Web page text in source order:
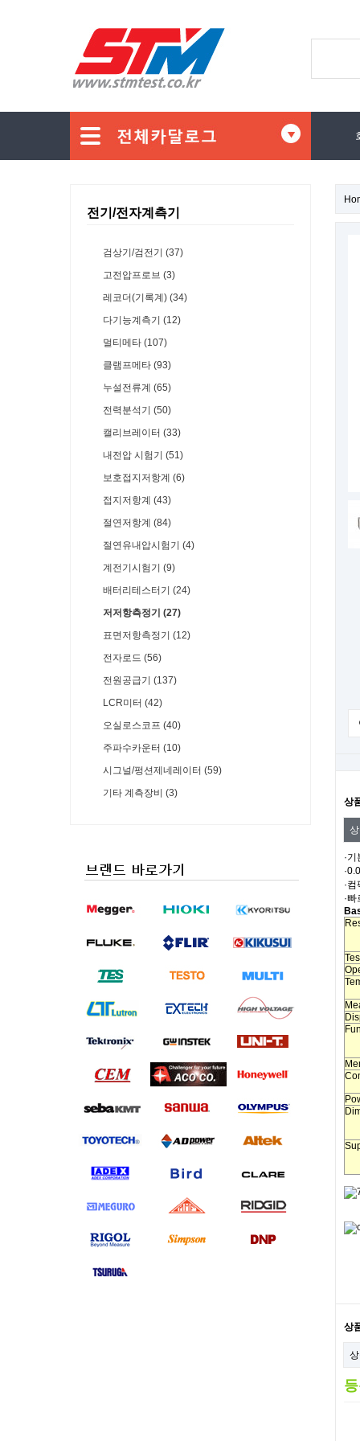
전기/전자계측기
검상기/검전기 (37)
고전압프로브 (3)
레코더(기록계) (34)
다기능계측기 (12)
멀티메타 (107)
클램프메타 (93)
누설전류계 (65)
전력분석기 (50)
캘리브레이터 (33)
내전압 시험기 (51)
보호접지저항계 (6)
접지저항계 (43)
절연저항계 (84)
절연유내압시험기 (4)
계전기시험기 (9)
배터리테스터기 (24)
저저항측정기 (27)
표면저항측정기 (12)
전자로드 (56)
전원공급기 (137)
LCR미터 (42)
오실로스코프 (40)
주파수카운터 (10)
시그널/펑션제네레이터 (59)
기타 계측장비 (3)
상
·
·
·
상